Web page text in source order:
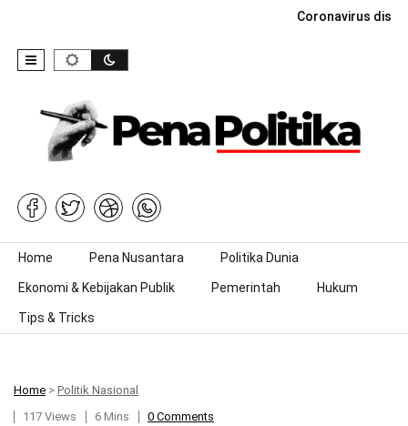
Coronavirus
Skip to content
Home Pena Nusantara Politika Dunia
Ekonomi & Kebijakan Publik Pemerintah Hukum
Tips & Tricks
Home > Politik Nasional
117 Views
6 Mins 0 Comments